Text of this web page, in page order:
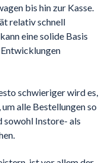
bis hin zur Kasse.
relativ schnell
eine solide Basis
schwieriger wird es,
alle Bestellungen so
sowohl Instore- als